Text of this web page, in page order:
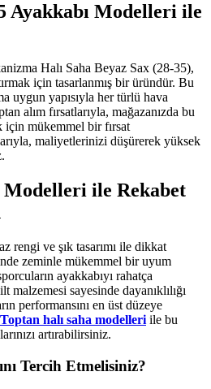
Ayakkabı Modelleri ile
Halı Saha Beyaz Sax (28-35),
için tasarlanmış bir üründür. Bu
uygun yapısıyla her türlü hava
alım fırsatlarıyla, mağazanızda bu
mükemmel bir fırsat
maliyetlerinizi düşürerek yüksek
Modelleri ile Rekabet
rengi ve şık tasarımı ile dikkat
zeminle mükemmel bir uyum
ayakkabıyı rahatça
malzemesi sayesinde dayanıklılığı
performansını en üst düzeye
Toptan halı saha modelleri ile bu
artırabilirsiniz.
Tercih Etmelisiniz?